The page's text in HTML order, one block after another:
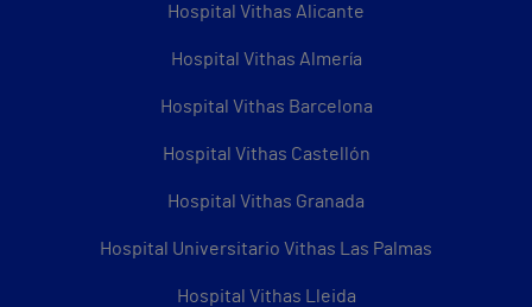
Hospital Vithas Alicante
Hospital Vithas Almería
Hospital Vithas Barcelona
Hospital Vithas Castellón
Hospital Vithas Granada
Hospital Universitario Vithas Las Palmas
Hospital Vithas Lleida